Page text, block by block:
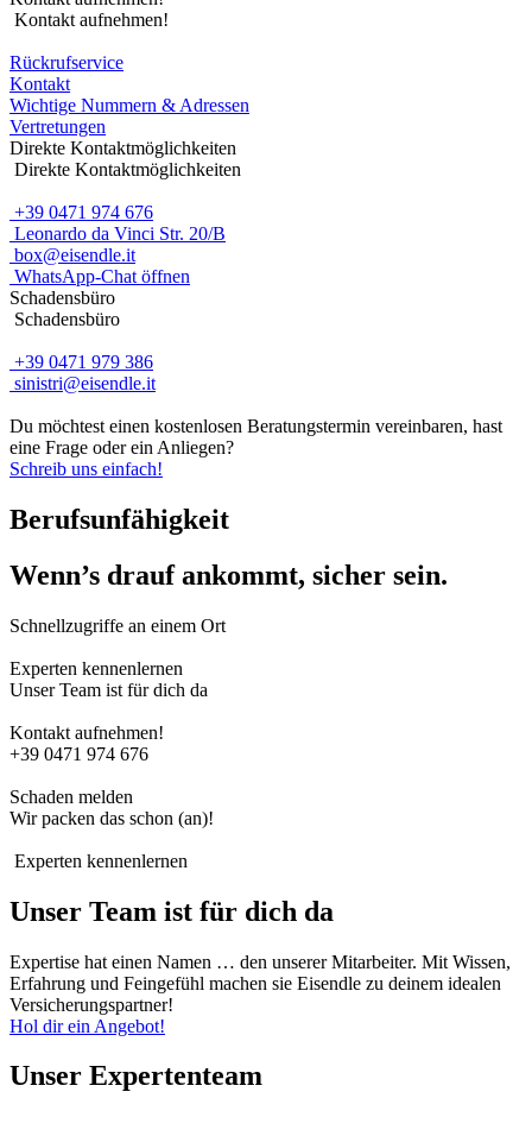
Kontakt aufnehmen!
Rückrufservice
Kontakt
Wichtige Nummern & Adressen
Vertretungen
Direkte Kontaktmöglichkeiten
Direkte Kontaktmöglichkeiten
+39 0471 974 676
Leonardo da Vinci Str. 20/B
box@eisendle.it
WhatsApp-Chat öffnen
Schadensbüro
Schadensbüro
+39 0471 979 386
sinistri@eisendle.it
Du möchtest einen kostenlosen Beratungstermin vereinbaren, hast
eine Frage oder ein Anliegen?
Schreib uns einfach!
Berufsunfähigkeit
Wenn’s drauf ankommt, sicher sein.
Schnellzugriffe an einem Ort
Experten kennenlernen
Unser Team ist für dich da
Kontakt aufnehmen!
+39 0471 974 676
Schaden melden
Wir packen das schon (an)!
Experten kennenlernen
Unser Team ist für dich da
Expertise hat einen Namen … den unserer Mitarbeiter. Mit Wissen,
Erfahrung und Feingefühl machen sie Eisendle zu deinem idealen
Versicherungspartner!
Hol dir ein Angebot!
Unser Expertenteam